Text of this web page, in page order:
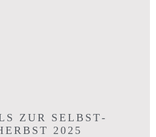
ZUR SELBST­
2025